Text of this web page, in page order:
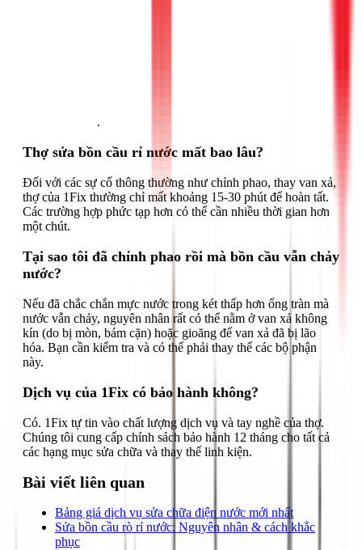
.
Thợ sửa bồn cầu rỉ nước mất bao lâu?
Đối với các sự cố thông thường như chỉnh phao, thay van xả,
thợ của 1Fix thường chỉ mất khoảng 15-30 phút để hoàn tất.
Các trường hợp phức tạp hơn có thể cần nhiều thời gian hơn
một chút.
Tại sao tôi đã chỉnh phao rồi mà bồn cầu vẫn chảy
nước?
Nếu đã chắc chắn mực nước trong két thấp hơn ống tràn mà
nước vẫn chảy, nguyên nhân rất có thể nằm ở van xả không
kín (do bị mòn, bám cặn) hoặc gioăng đế van xả đã bị lão
hóa. Bạn cần kiểm tra và có thể phải thay thế các bộ phận
này.
Dịch vụ của 1Fix có bảo hành không?
Có. 1Fix tự tin vào chất lượng dịch vụ và tay nghề của thợ.
Chúng tôi cung cấp chính sách bảo hành 12 tháng cho tất cả
các hạng mục sửa chữa và thay thế linh kiện.
Bài viết liên quan
Bảng giá dịch vụ sửa chữa điện nước mới nhất
Sửa bồn cầu rò rỉ nước: Nguyên nhân & cách khắc
phục